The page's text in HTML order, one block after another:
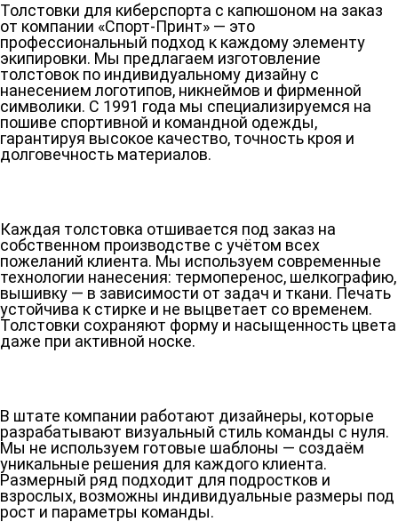
Толстовки для киберспорта с капюшоном на заказ
от компании «Спорт-Принт» — это
профессиональный подход к каждому элементу
экипировки. Мы предлагаем изготовление
толстовок по индивидуальному дизайну с
нанесением логотипов, никнеймов и фирменной
символики. С 1991 года мы специализируемся на
пошиве спортивной и командной одежды,
гарантируя высокое качество, точность кроя и
долговечность материалов.
Каждая толстовка отшивается под заказ на
собственном производстве с учётом всех
пожеланий клиента. Мы используем современные
технологии нанесения: термоперенос, шелкографию,
вышивку — в зависимости от задач и ткани. Печать
устойчива к стирке и не выцветает со временем.
Толстовки сохраняют форму и насыщенность цвета
даже при активной носке.
В штате компании работают дизайнеры, которые
разрабатывают визуальный стиль команды с нуля.
Мы не используем готовые шаблоны — создаём
уникальные решения для каждого клиента.
Размерный ряд подходит для подростков и
взрослых, возможны индивидуальные размеры под
рост и параметры команды.